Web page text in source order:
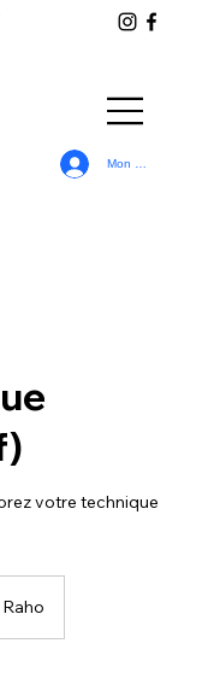
Mon Compte
votre technique